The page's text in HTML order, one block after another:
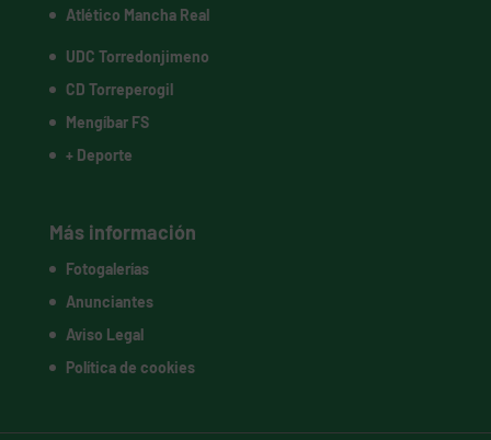
Atlético Mancha Real
UDC Torredonjimeno
CD Torreperogil
Mengíbar FS
+ Deporte
Más información
Fotogalerías
Anunciantes
Aviso Legal
Política de cookies